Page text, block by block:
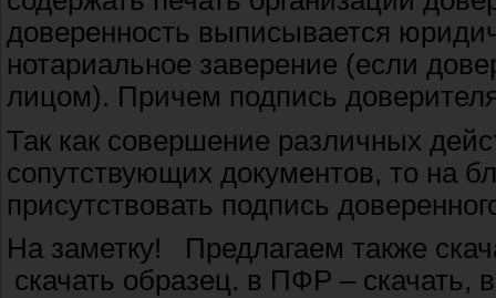
доверенность выписывается
нотариальное заверение (если
лицом). Причем подпись
Так как совершение различных
сопутствующих документов, то на
присутствовать подпись
На заметку! Предлагаем также
скачать образец. в ПФР – скачать,